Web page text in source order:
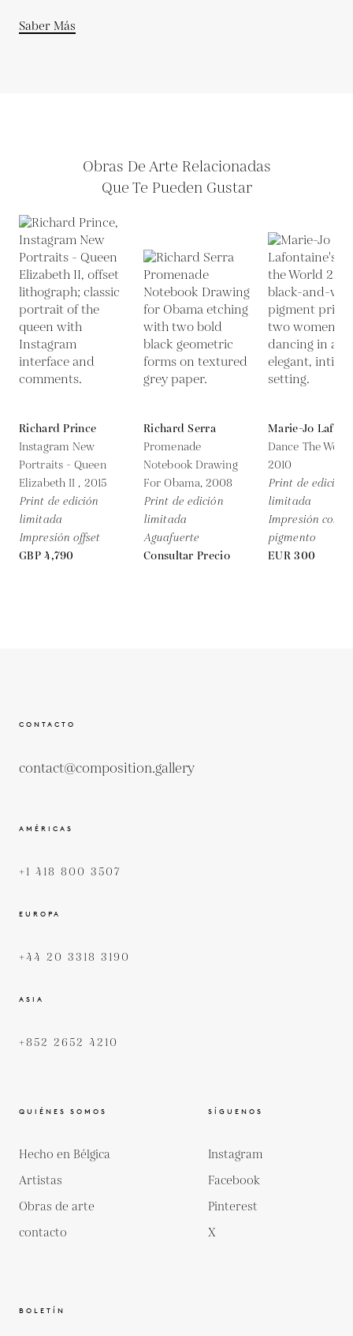
Saber Más
Obras De Arte Relacionadas
Que Te Pueden Gustar
Richard Prince
Instagram New
Portraits - Queen
Elizabeth II , 2015
Print de edición
limitada
Impresión offset
GBP 4,790
Richard Serra
Promenade
Notebook Drawing
For Obama,2008
Print de edición
limitada
Aguafuerte
Consultar Precio
Marie-Jo
Dance The
2010
Print de edición
limitada
Impresión con
pigmento
EUR 300
CONTACTO
contact@composition.gallery
AMÉRICAS
+1 418 800 3507
EUROPA
+44 20 3318 3190
ASIA
+852 2652 4210
QUIÉNES SOMOS
Hecho en Bélgica
Artistas
Obras de arte
contacto
SÍGUENOS
Instagram
Facebook
Pinterest
X
BOLETÍN